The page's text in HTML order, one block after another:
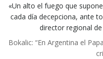
«Un alto el fuego que
cada día decepciona, ante
director regional
Bokalic: “En Argentina el